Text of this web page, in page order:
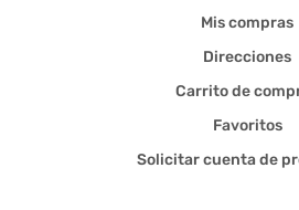
Mis compras
Direcciones
Carrito de
Favoritos
Solicitar cuenta de